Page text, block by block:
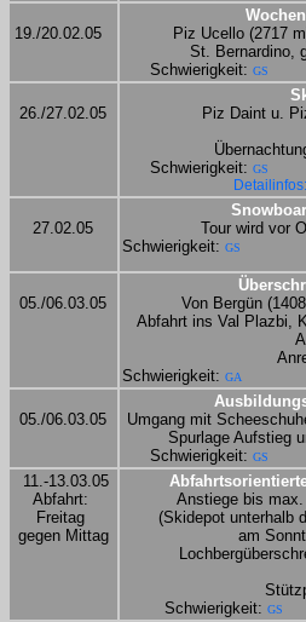
19./20.02.05
Piz Ucello (2717
St. Bernardino,
Schwierigkeit: GS
26./27.02.05
Piz Daint u.
Schwierigkeit: GS
Detailinfos:
27.02.05
Tour wird vor
Schwierigkeit: GS
05./06.03.05
Von Bergün
Abfahrt ins Val Plazbi,
Schwierigkeit: GA
05./06.03.05
Umgang mit
Spurlage Aufstieg
Schwierigkeit: GS
11.-13.03.05
Abfahrt:
Freitag
gegen Mittag
Anstiege bis
(Skidepot unterhalb
am
Schwierigkeit: GS